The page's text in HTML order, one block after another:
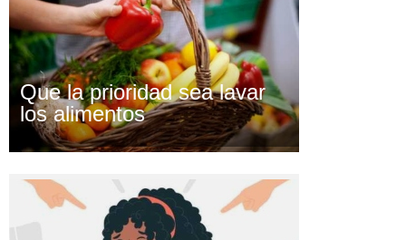
Que la prioridad sea lavar
los alimentos